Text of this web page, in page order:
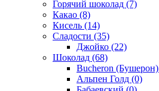
Горячий шоколад (7)
Какао (8)
Кисель (14)
Сладости (35)
Джойко (22)
Шоколад (68)
Bucheron (Бушерон)
Альпен Голд (0)